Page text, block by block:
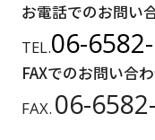
お電話でのお問い
TEL.06-
FAXでのお問い合
FAX. 06-